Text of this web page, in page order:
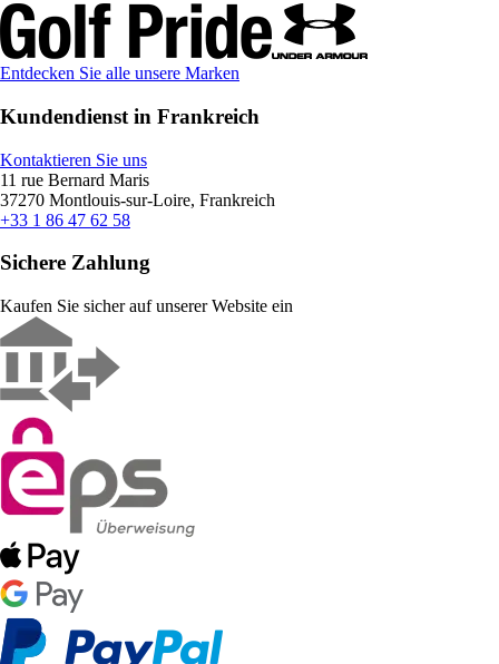
Entdecken Sie alle unsere Marken
Kundendienst in Frankreich
Kontaktieren Sie uns
11 rue Bernard Maris
37270 Montlouis-sur-Loire, Frankreich
+33 1 86 47 62 58
Sichere Zahlung
Kaufen Sie sicher auf unserer Website ein